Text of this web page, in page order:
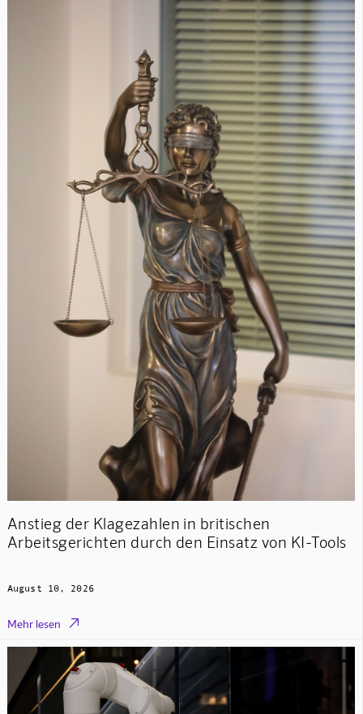
Anstieg der Klagezahlen in britischen
Arbeitsgerichten durch den Einsatz von KI-Tools
August 10, 2026
Mehr lesen 